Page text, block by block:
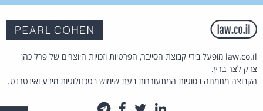
law.co.il מופעל בידי קבוצת הסייבר, הפרטיות וזכויות היוצרים של פרל כהן
צדק לצר ברץ.
הקבוצה מתמחה בסוגיות המתעוררות בעת שימוש בטכנולוגיות מידע ואינטרנט.